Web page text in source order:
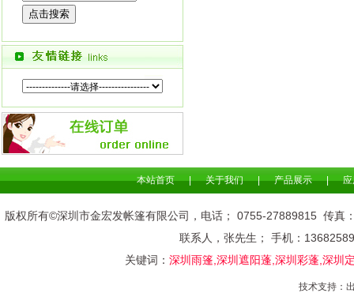
本站首页|关于我们|产品展示|应
版权所有©深圳市金宏发帐篷有限公司，电话；
联系人，张先生； 手机：
关键词： 深圳雨篷,深圳遮阳蓬,深圳彩蓬,深圳
技术支持：